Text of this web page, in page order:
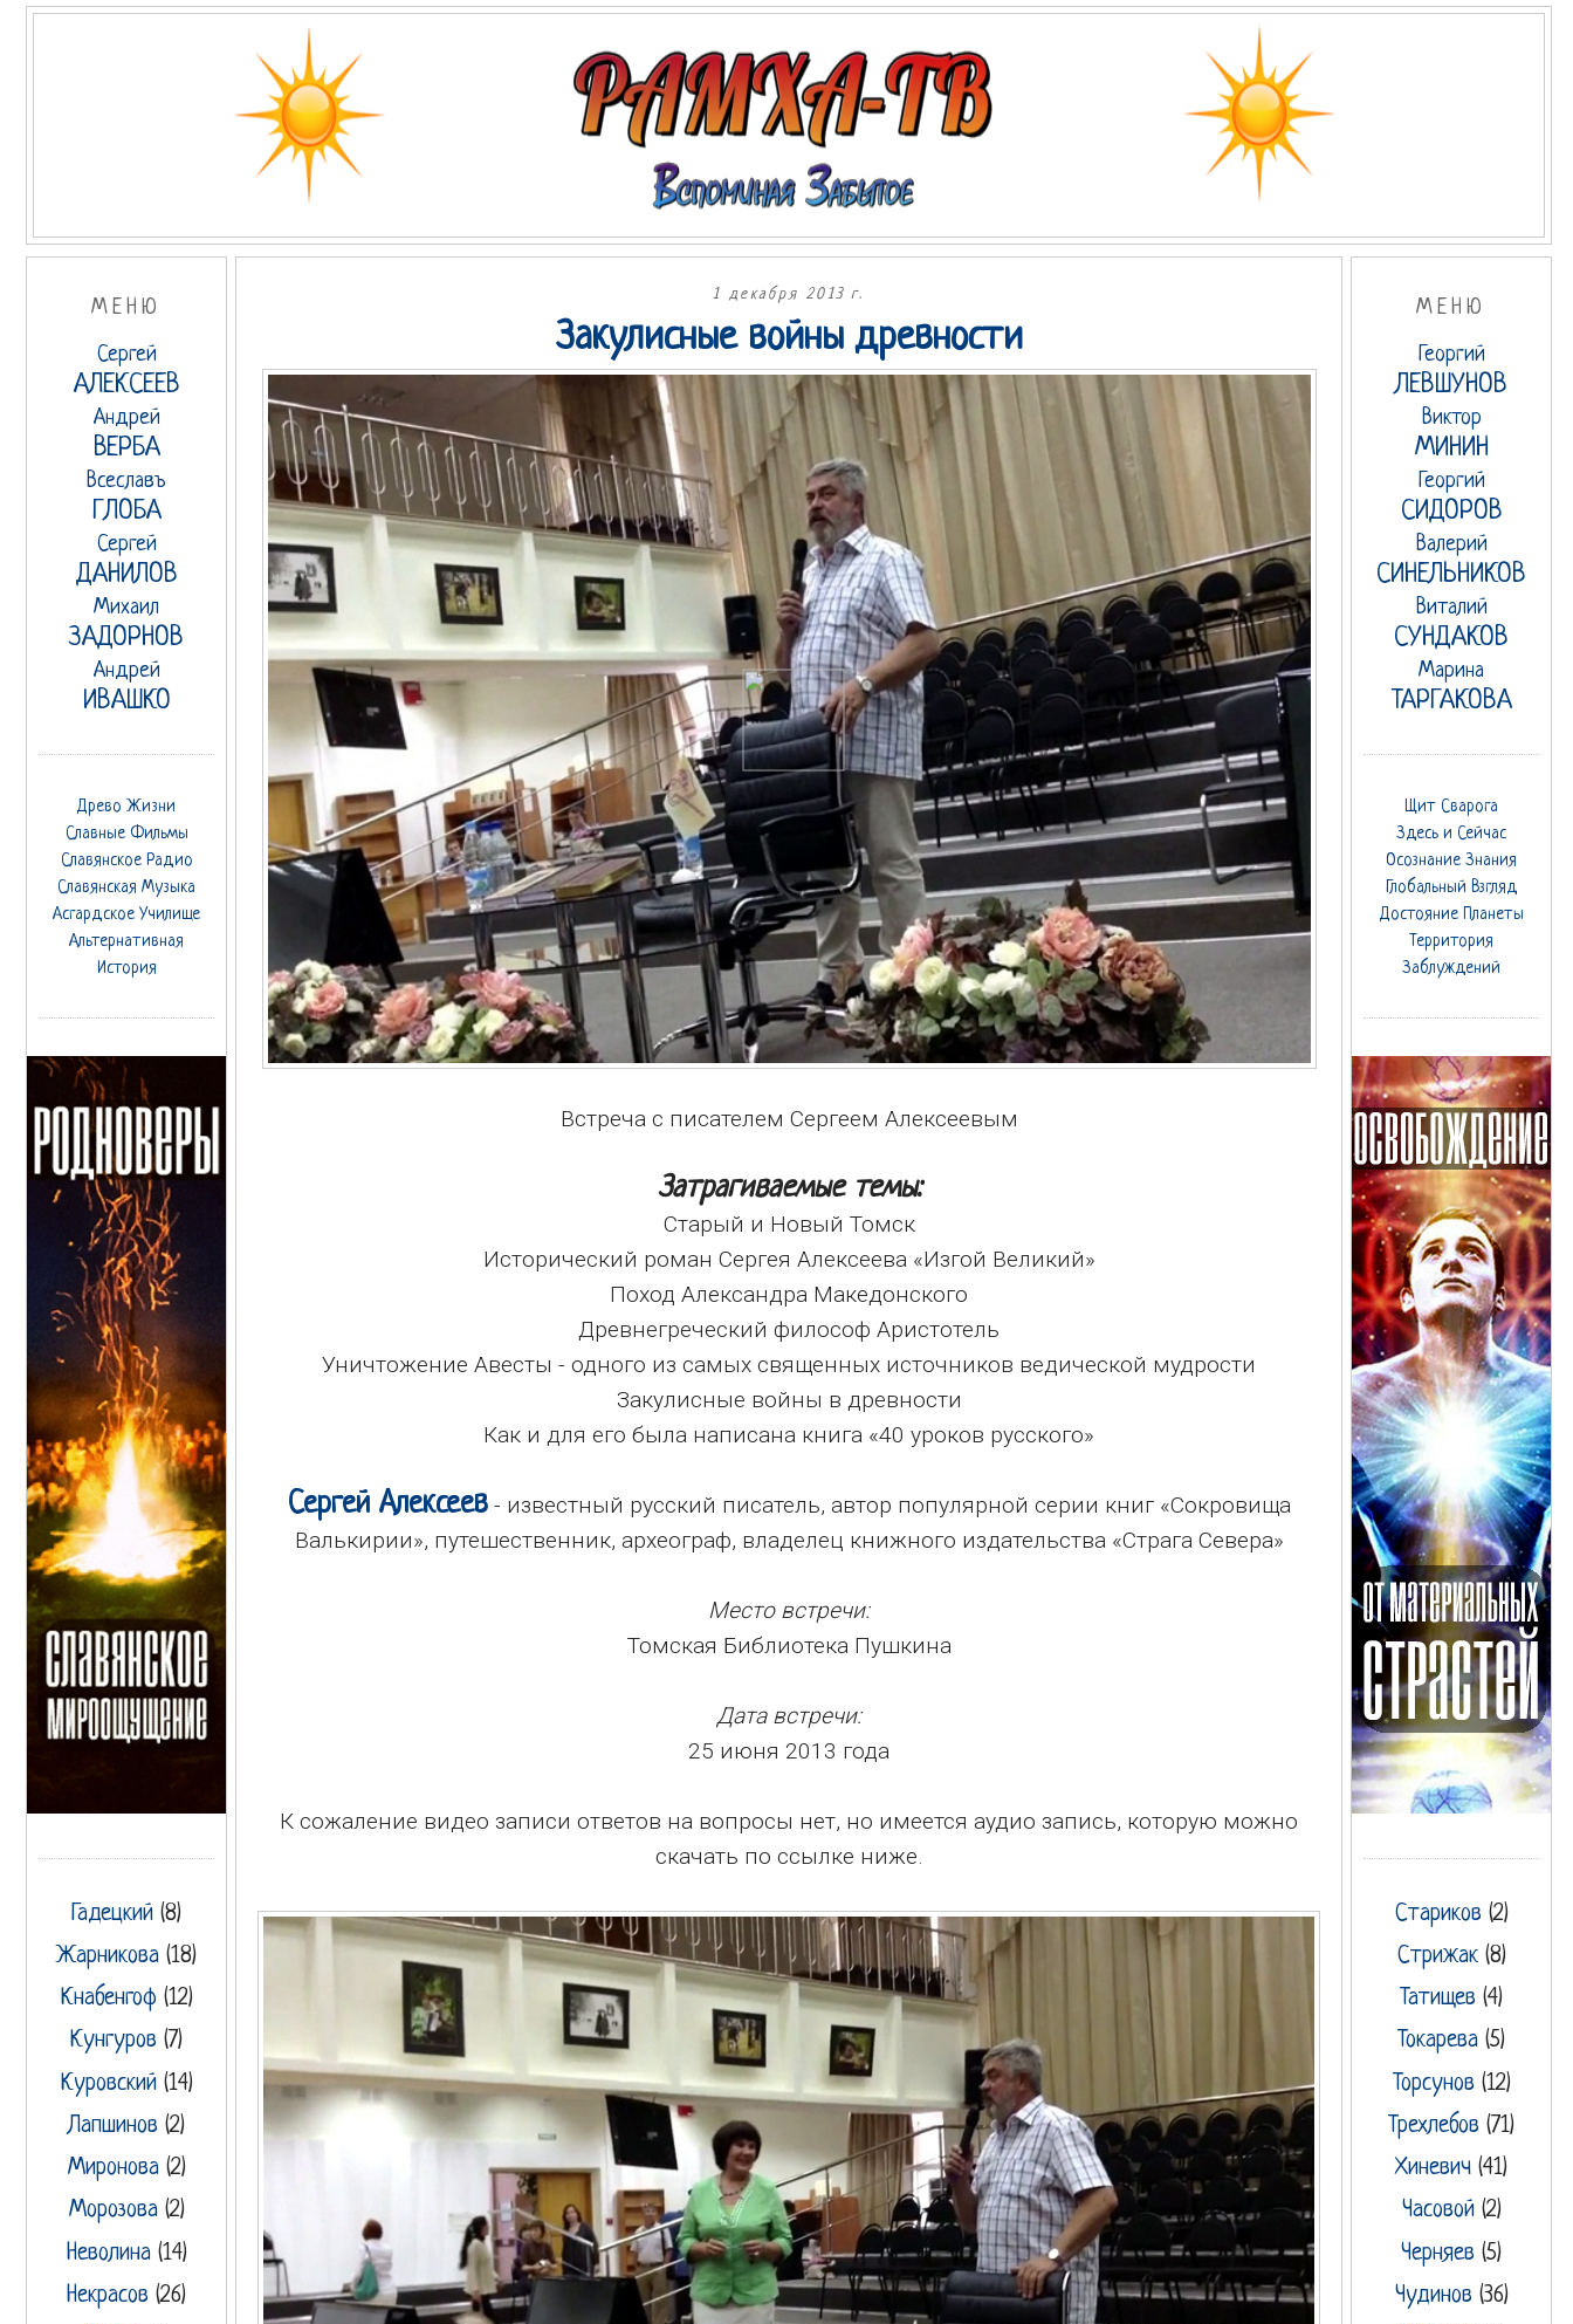
МЕНЮ
Сергей
АЛЕКСЕЕВ
Андрей
ВЕРБА
Всеславъ
ГЛОБА
Сергей
ДАНИЛОВ
Михаил
ЗАДОРНОВ
Андрей
ИВАШКО
Древо Жизни
Славные Фильмы
Славянское Радио
Славянская Музыка
Асгардское Училище
Альтернативная
История
Гадецкий (8)
Жарникова (18)
Кнабенгоф (12)
Кунгуров (7)
Куровский (14)
Лапшинов (2)
Миронова (2)
Морозова (2)
Неволина (14)
Некрасов (26)
1 декабря 2013 г.
Закулисные войны древности
Встреча с писателем Сергеем Алексеевым
Затрагиваемые темы:
Старый и Новый Томск
Исторический роман Сергея Алексеева «Изгой Великий»
Поход Александра Македонского
Древнегреческий философ Аристотель
Уничтожение Авесты - одного из самых священных источников ведической мудрости
Закулисные войны в древности
Как и для его была написана книга «40 уроков русского»
Сергей Алексеев- известный русский писатель, автор популярной серии книг «Сокровища
Валькирии», путешественник, археограф, владелец книжного издательства «Страга Севера»
Место встречи:
Томская Библиотека Пушкина
Дата встречи:
25 июня 2013 года
К сожаление видео записи ответов на вопросы нет, но имеется аудио запись, которую можно
скачать по ссылке ниже.
МЕНЮ
Георгий
ЛЕВШУНОВ
Виктор
МИНИН
Георгий
СИДОРОВ
Валерий
СИНЕЛЬНИКОВ
Виталий
СУНДАКОВ
Марина
ТАРГАКОВА
Щит Сварога
Здесь и Сейчас
Осознание Знания
Глобальный Взгляд
Достояние Планеты
Территория
Заблуждений
Стариков (2)
Стрижак (8)
Татищев (4)
Токарева (5)
Торсунов (12)
Трехлебов (71)
Хиневич (41)
Часовой (2)
Черняев (5)
Чудинов (36)